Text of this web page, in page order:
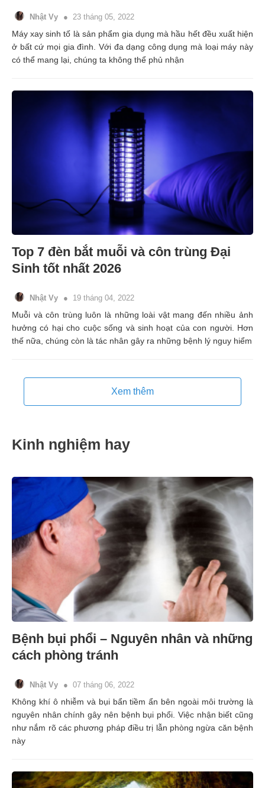
Nhật Vy 23 tháng 05, 2022
Máy xay sinh tố là sản phẩm gia dụng mà hầu hết đều xuất hiện
ở bất cứ mọi gia đình. Với đa dạng công dụng mà loại máy này
có thể mang lại, chúng ta không thể phủ nhận
Top 7 đèn bắt muỗi và côn trùng Đại
Sinh tốt nhất 2026
Nhật Vy 19 tháng 04, 2022
Muỗi và côn trùng luôn là những loài vật mang đến nhiều ảnh
hưởng có hại cho cuộc sống và sinh hoạt của con người. Hơn
thế nữa, chúng còn là tác nhân gây ra những bệnh lý nguy hiểm
Xem thêm
Kinh nghiệm hay
Bệnh bụi phổi – Nguyên nhân và những
cách phòng tránh
Nhật Vy 07 tháng 06, 2022
Không khí ô nhiễm và bụi bẩn tiềm ẩn bên ngoài môi trường là
nguyên nhân chính gây nên bệnh bụi phổi. Việc nhận biết cũng
như nắm rõ các phương pháp điều trị lẫn phòng ngừa căn bệnh
này